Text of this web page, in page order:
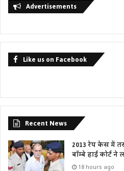
Advertisements
Like us on Facebook
Recent News
2013 रेप केस में
बॉम्बे हाई कोर्ट ने
18 hours ago